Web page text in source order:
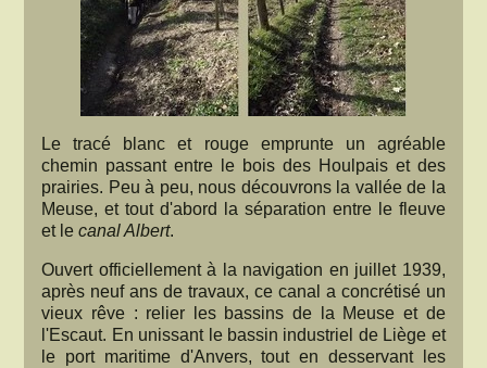
Le tracé blanc et rouge emprunte un agréable
chemin passant entre le bois des Houlpais et des
prairies. Peu à peu, nous découvrons la vallée de la
Meuse, et tout d'abord la séparation entre le fleuve
et lecanal Albert.
Ouvert officiellement à la navigation en juillet 1939,
après neuf ans de travaux, ce canal a concrétisé un
vieux rêve : relier les bassins de la Meuse et de
l'Escaut. En unissant le bassin industriel de Liège et
le port maritime d'Anvers, tout en desservant les